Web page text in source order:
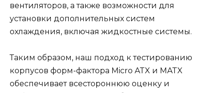
вентиляторов, а также возможности для
установки дополнительных систем
охлаждения, включая жидкостные системы.
Таким образом, наш подход к тестированию
корпусов форм-фактора Micro ATX и MATX
обеспечивает всестороннюю оценку и